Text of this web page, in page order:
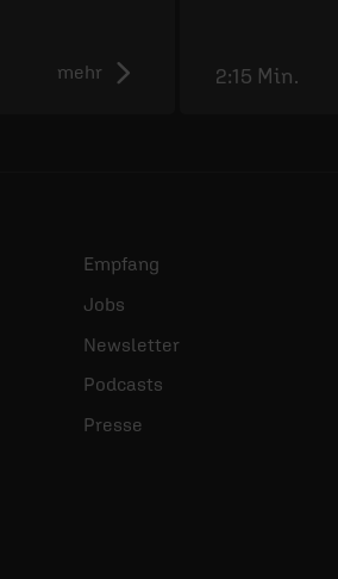
mehr 2:15 Min.
Empfang
Jobs
Newsletter
Podcasts
Presse